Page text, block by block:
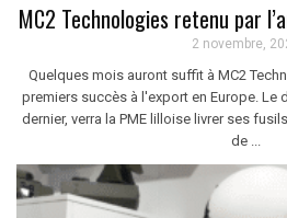
MC2 Technologies retenu par
2 novembre,
Quelques mois auront suffit à MC2
premiers succès à l'export en Europe. Le
dernier, verra la PME lilloise livrer ses
de ...